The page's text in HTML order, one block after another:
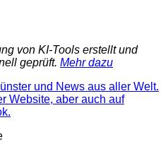
von KI-Tools erstellt und
geprüft. Mehr dazu